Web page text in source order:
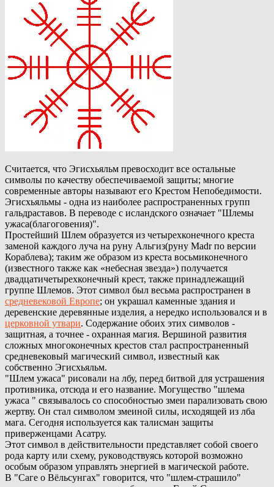
Считается, что Эгисхьяльм превосходит все остальные
символы по качеству обеспечиваемой защиты; многие
современные авторы называют его Крестом Непобедимости.
Эгисхьяльмы - одна из наиболее распространенных групп
гальдраставов. В переводе с исландского означает "Шлемы
ужаса(благоговения)".
Простейший Шлем образуется из четырехконечного креста
заменой каждого луча на руну Альгиз(руну Madr по версии
Кораблева); таким же образом из креста восьмиконечного
(известного также как «небесная звезда») получается
двадцатичетырехконечный крест, также принадлежащий
группе Шлемов. Этот символ был весьма распространен в
средневековой Европе; он украшал каменные здания и
деревенские деревянные изделия, а нередко использовался и в
церковной утвари. Содержание обоих этих символов -
защитная, а точнее - охранная магия. Вершиной развития
сложных многоконечных крестов стал распространенный
средневековый магический символ, известный как
собственно Эгисхьяльм.
"Шлем ужаса" рисовали на лбу, перед битвой для устрашения
противника, отсюда и его название. Могущество "шлема
ужаса " связывалось со способностью змеи парализовать свою
жертву. Он стал символом змеиной силы, исходящей из лба
мага. Сегодня используется как талисман защиты
приверженцами Асатру.
Этот символ в действительности представляет собой своего
рода карту или схему, руководствуясь которой возможно
особым образом управлять энергией в магической работе.
В "Саге о Вёльсунгах" говорится, что "шлем-страшило"